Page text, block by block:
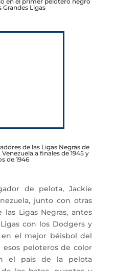
Grandes Ligas
de las Ligas Negras de
a finales de 1945 y
de 1946
de pelota, Jackie
junto con otras
Ligas Negras, antes
con los Dodgers y
el mejor béisbol del
esos peloteros de color
el país de la pelota